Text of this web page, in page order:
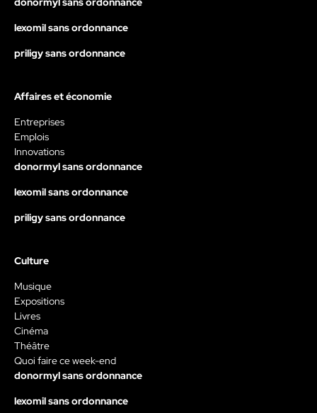
lexomil sans ordonnance
priligy sans ordonnance
Affaires et économie
Entreprises
Emplois
Innovations
donormyl sans ordonnance
lexomil sans ordonnance
priligy sans ordonnance
Culture
Musique
Expositions
Livres
Cinéma
Théâtre
Quoi faire ce week-end
donormyl sans ordonnance
lexomil sans ordonnance